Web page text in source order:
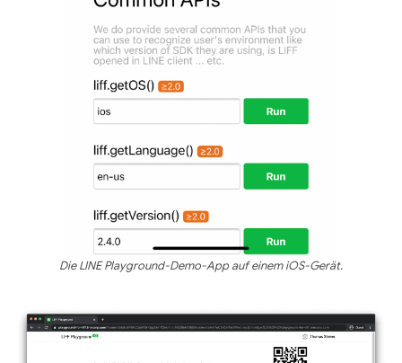
Die LINE Playground-Demo-App auf einem iOS-Gerät.